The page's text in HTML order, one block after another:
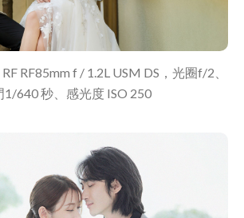
RF85mm f / 1.2L USM DS，光圈f/2、
1/640 秒、感光度 ISO 250